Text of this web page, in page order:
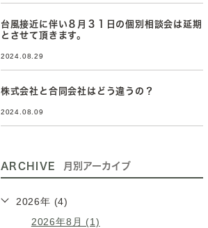
台風接近に伴い８月３１日の個別相談会は延期
とさせて頂きます。
2024.08.29
株式会社と合同会社はどう違うの？
2024.08.09
ARCHIVE 月別アーカイブ
2026年 (4)
2026年8月 (1)